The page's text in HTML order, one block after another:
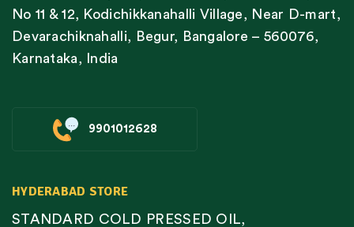
No 11 & 12, Kodichikkanahalli Village, Near D-mart,
Devarachiknahalli, Begur, Bangalore – 560076,
Karnataka, India
9901012628
HYDERABAD STORE
STANDARD COLD PRESSED OIL,